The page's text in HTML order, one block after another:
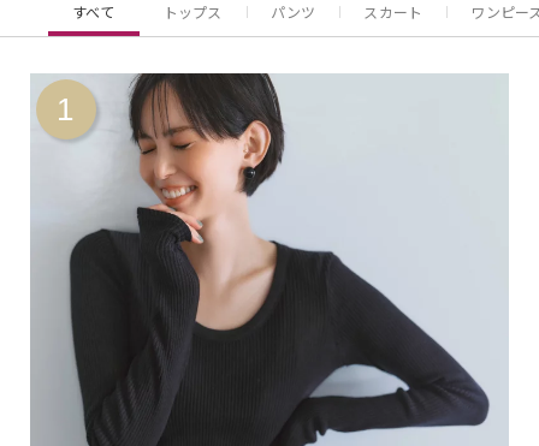
すべて トップス パンツ スカート ワンピー